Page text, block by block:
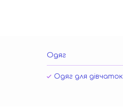
Одяг
Одяг для дівчаток